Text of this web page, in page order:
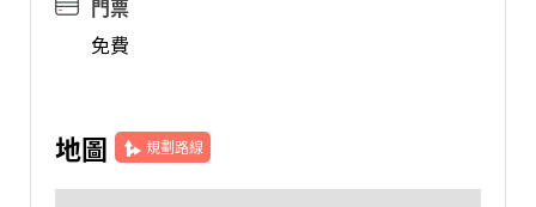
門票
免費
地圖 規劃路線